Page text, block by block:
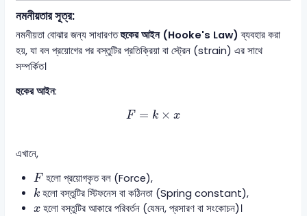
নমনীয়তার সূত্র:
নমনীয়তা বোঝার জন্য সাধারণতহুকের আইন (Hooke's Law) ব্যবহার করা
হয়, যা বল প্রয়োগের পর বস্তুটির প্রতিক্রিয়া বা স্ট্রেন (strain) এর সাথে
সম্পর্কিত।
হুকের আইন:
F = k × x
F= k×x
এখানে,
F
F হলো প্রয়োগকৃত বল (Force),
k
kহলো বস্তুটির স্টিফনেস বা কঠিনতা (Spring constant),
x
xহলো বস্তুটির আকারে পরিবর্তন (যেমন, প্রসারণ বা সংকোচন)।